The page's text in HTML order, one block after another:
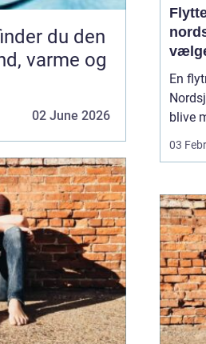
varme og
02 June 2026
En
blive
end
skal
helst
frem.
der...
03